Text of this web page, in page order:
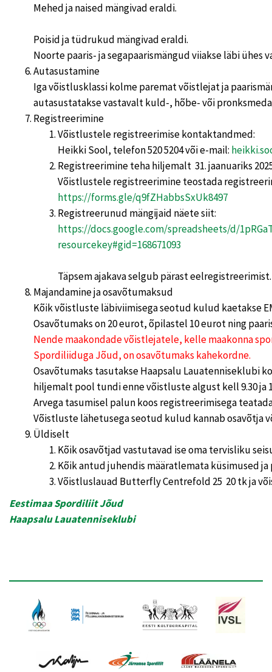
Mehed ja naised mängivad eraldi.
Poisid ja tüdrukud mängivad eraldi.
Noorte paaris- ja segapaarismängud viiakse läbi ühes
Autasustamine
Iga võistlusklassi kolme paremat võistlejat ja
autasustatakse vastavalt kuld-, hõbe- või
Registreerimine
Võistlustele registreerimise kontaktandmed:
Heikki Sool, telefon 520 5204 või e-mail:
Registreerimine teha hiljemalt 31. jaanuariks
Võistlustele registreerimine teostada
https://forms.gle/q9fZHabbsSxUk8497
Registreerunud mängijaid näete siit:
https://docs.google.com/spreadsheets/d/
resourcekey#gid=168671093
Täpsem ajakava selgub pärast eelregistreerimist.
Majandamine ja osavõtumaksud
Kõik võistluste läbiviimisega seotud kulud kaetakse
Osavõtumaks on 20 eurot, õpilastel 10 eurot ning
Nende maakondade võistlejatele, kelle maakonna
Spordiliiduga Jõud, on osavõtumaks kahekordne.
Osavõtumaks tasutakse Haapsalu Lauatenniseklubi
hiljemalt pool tundi enne võistluste algust kell 9.30 ja
Arvega tasumisel palun koos registreerimisega
Võistluste lähetusega seotud kulud kannab osavõtja
Üldiselt
Kõik osavõtjad vastutavad ise oma tervisliku
Kõik antud juhendis määratlemata küsimused
Võistluslauad Butterfly Centrefold 25 20 tk ja
Eestimaa Spordiliit Jõud
Haapsalu Lauatenniseklubi